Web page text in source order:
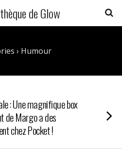
de Glow
› Humour
: Une magnifique box
de Margo a des
chez Pocket !